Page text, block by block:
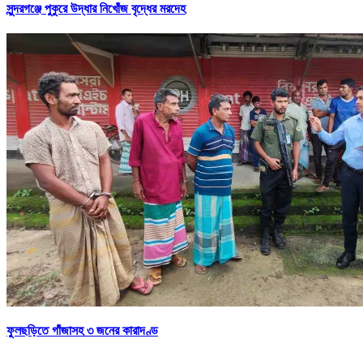
সুন্দরগঞ্জে পুকুরে উদ্ধার নিখোঁজ বৃদ্ধের মরদেহ
ফুলছড়িতে গাঁজাসহ ৩ জনের কারাদণ্ড